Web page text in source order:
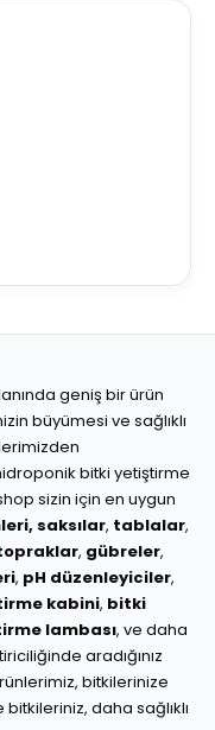
geniş bir ürün
büyümesi ve sağlıklı
bitki yetiştirme
sizin için en uygun
saksılar, tablalar,
, gübreler,
, pH düzenleyiciler,
kabini, bitki
lambası, ve daha
aradığınız
bitkilerinize
daha sağlıklı